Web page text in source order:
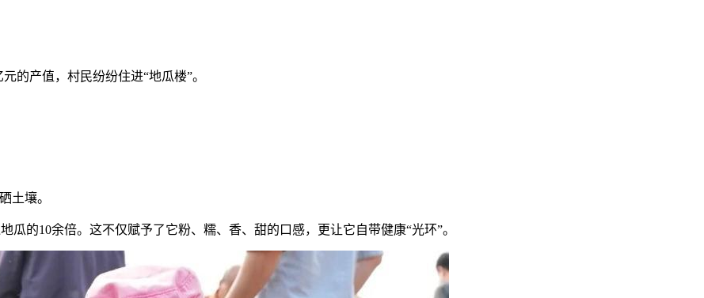
元的产值，村民纷纷住进“地瓜楼”。
土壤。
瓜的10余倍。这不仅赋予了它粉、糯、香、甜的口感，更让它自带健康“光环”。